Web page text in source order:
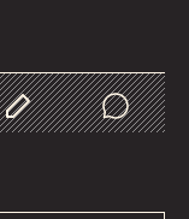
Personalizza i dati
Comments